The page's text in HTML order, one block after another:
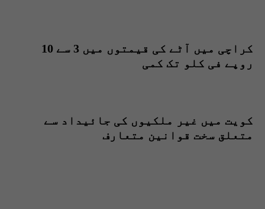
کراچی میں آٹے کی قیمتوں میں 3 سے 10
روپے فی کلو تک کمی
کویت میں غیر ملکیوں کی جائیداد سے
متعلق سخت قوانین متعارف